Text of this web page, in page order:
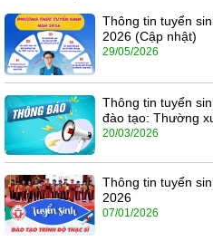
Thông tin tuyển
2026 (Cập nhật)
29/05/2026
Thông tin tuyển
đào tạo: Thường
20/03/2026
Thông tin tuyển
2026
07/01/2026